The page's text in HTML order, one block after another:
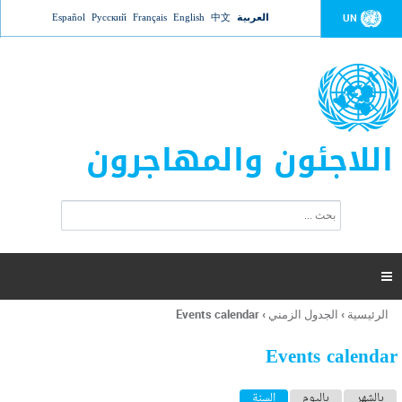
Jump to navigation UN العربية 中文
English
Français
Русский
Español
اللاجئون والمهاجرون
ت
ر
ل
ح
ب

أنت
هنا
الرئيسية › الجدول الزمني ›
Events calendar
Events calendar